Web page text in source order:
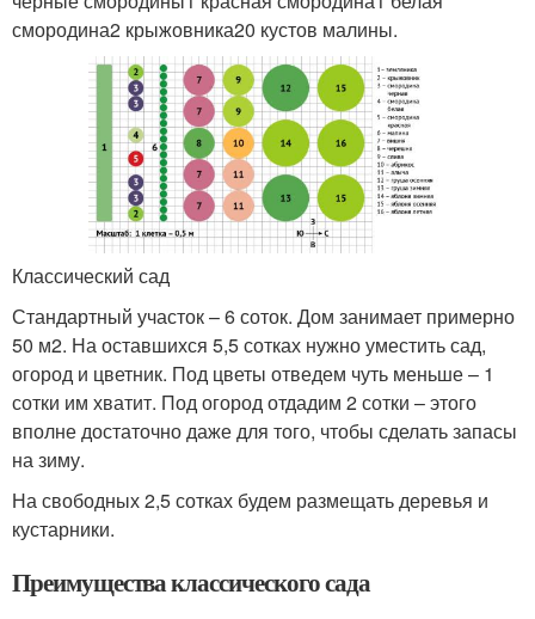
смородина2 крыжовника20 кустов малины.
Классический сад
Стандартный участок – 6 соток. Дом занимает примерно
50 м2. На оставшихся 5,5 сотках нужно уместить сад,
огород и цветник. Под цветы отведем чуть меньше – 1
сотки им хватит. Под огород отдадим 2 сотки – этого
вполне достаточно даже для того, чтобы сделать запасы
на зиму.
На свободных 2,5 сотках будем размещать деревья и
кустарники.
Преимущества классического сада